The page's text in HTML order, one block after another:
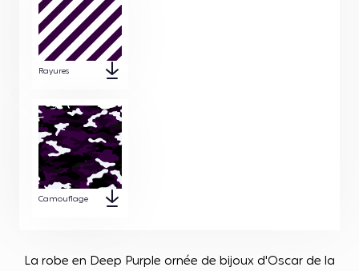
La robe en Deep Purple ornée de bijoux d'Oscar de la
Rayures
Camouflage